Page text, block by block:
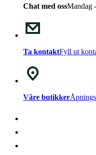
Chat med ossMandag
Ta kontaktFyll ut
Våre butikker